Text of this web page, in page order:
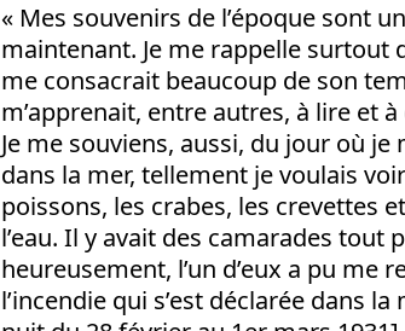
« Mes souvenirs de l’époque sont
maintenant. Je me rappelle surtout
me consacrait beaucoup de son
m’apprenait, entre autres, à lire et
Je me souviens, aussi, du jour où
dans la mer, tellement je voulais
poissons, les crabes, les crevettes
l’eau. Il y avait des camarades tout
heureusement, l’un d’eux a pu me
l’incendie qui s’est déclarée dans